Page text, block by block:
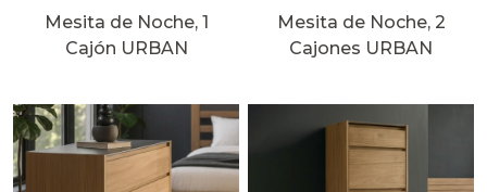
Mesita de Noche, 1
Cajón URBAN
Mesita de Noche, 2
Cajones URBAN